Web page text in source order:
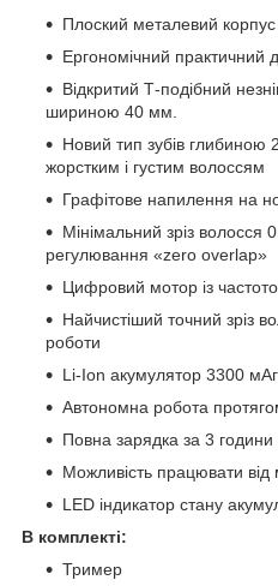
Плоский металевий корпус
Ергономічний практичний
Відкритий Т-подібний
шириною 40 мм.
Новий тип зубів глибиною
жорстким і густим волоссям
Графітове напилення на
Мінімальний зріз волосся
регулювання «zero overlap»
Цифровий мотор із
Найчистіший точний зріз
роботи
Li-Ion акумулятор 3300 мАг
Автономна робота
Повна зарядка за 3 години
Можливість працювати від
LED індикатор стану
В комплекті:
Тример